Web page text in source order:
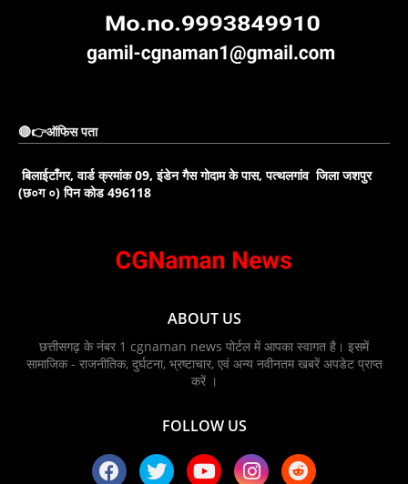
🔴👉ऑफिस पता
बिलाईटाँगर, वार्ड क्रमांक 09, इंडेन गैस गोदाम के पास, पत्थलगांव जिला जशपुर
(छ०ग ०) पिन कोड 496118
ABOUT US
छत्तीसगढ़ के नंबर 1 cgnaman news पोर्टल में आपका स्वागत है। इसमें
सामाजिक - राजनीतिक, दुर्घटना, भ्रष्टाचार, एवं अन्य नवीनतम खबरें अपडेट प्राप्त
करें ।
FOLLOW US